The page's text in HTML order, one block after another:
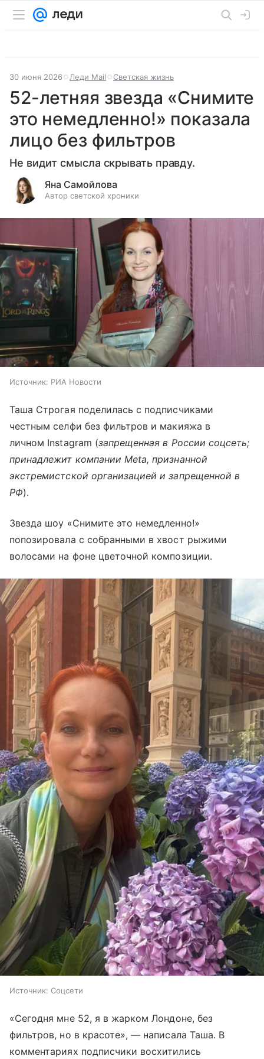
30 июня 2026 Леди Mail Светская жизнь
52-летняя звезда «Снимите
это немедленно!» показала
лицо без фильтров
Не видит смысла скрывать правду.
Яна Самойлова
Автор светской хроники
Источник: РИА Новости
Таша Строгая поделилась с подписчиками
честным селфи без фильтров и макияжа в
личном Instagram (запрещенная в России соцсеть;
принадлежит компании Meta, признанной
экстремистской организацией и запрещенной в
РФ).
Звезда шоу «Снимите это немедленно!»
попозировала с собранными в хвост рыжими
волосами на фоне цветочной композиции.
Источник: Соцсети
«Сегодня мне 52, я в жарком Лондоне, без
фильтров, но в красоте», — написала Таша. В
комментариях подписчики восхитились